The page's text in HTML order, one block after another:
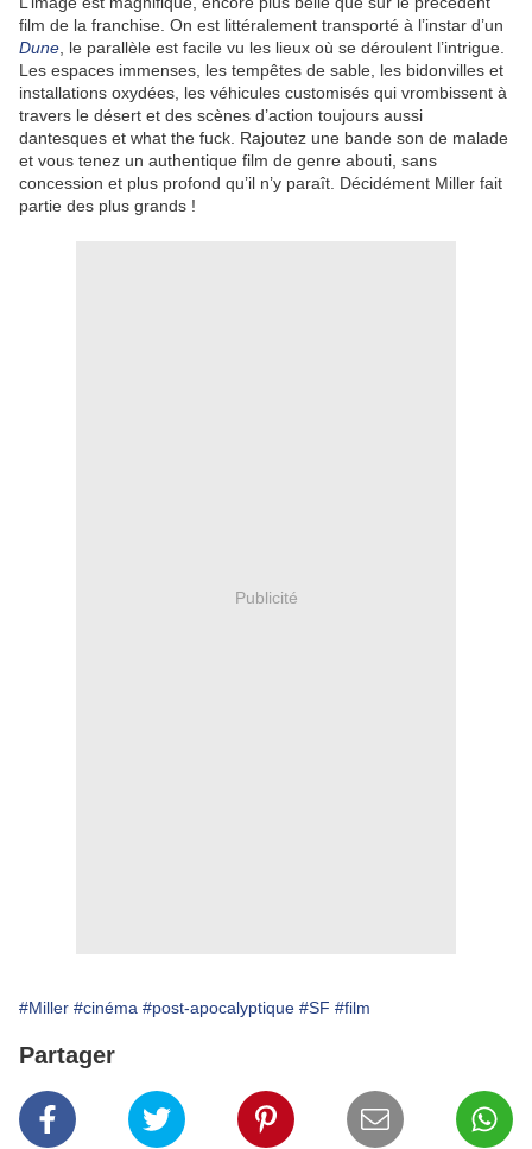
film de la franchise. On est littéralement transporté à l’instar d’un
Dune , le parallèle est facile vu les lieux où se déroulent l’intrigue.
Les espaces immenses, les tempêtes de sable, les bidonvilles et
installations oxydées, les véhicules customisés qui vrombissent à
travers le désert et des scènes d’action toujours aussi
dantesques et what the fuck. Rajoutez une bande son de malade
et vous tenez un authentique film de genre abouti, sans
concession et plus profond qu’il n’y paraît. Décidément Miller fait
partie des plus grands !
Publicité
#Miller #cinéma #post-apocalyptique #SF #film
Partager